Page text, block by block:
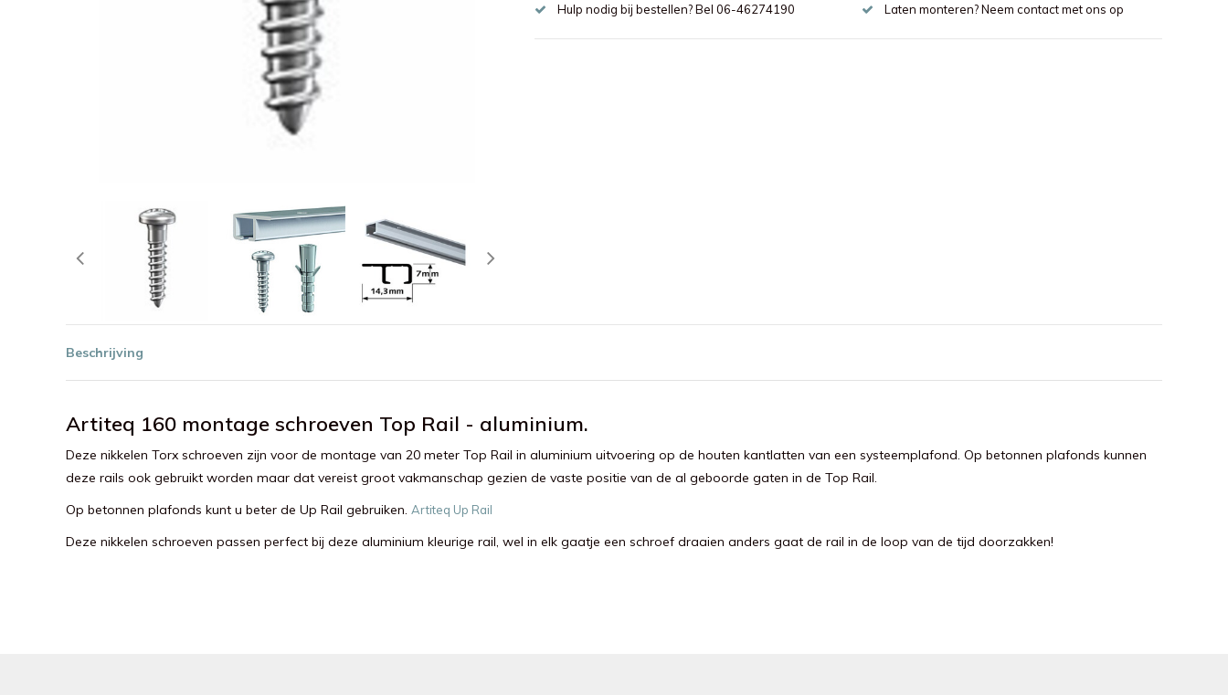
Hulp nodig bij bestellen? Bel 06-46274190 Laten monteren? Neem contact met ons op
Beschrijving
Artiteq 160 montage schroeven Top Rail - aluminium.
Deze nikkelen Torx schroeven zijn voor de montage van 20 meter Top Rail in aluminium uitvoering op de houten kantlatten van een systeemplafond. Op betonnen plafonds kunnen
deze rails ook gebruikt worden maar dat vereist groot vakmanschap gezien de vaste positie van de al geboorde gaten in de Top Rail.
Op betonnen plafonds kunt u beter de Up Rail gebruiken. Artiteq Up Rail
Deze nikkelen schroeven passen perfect bij deze aluminium kleurige rail, wel in elk gaatje een schroef draaien anders gaat de rail in de loop van de tijd doorzakken!